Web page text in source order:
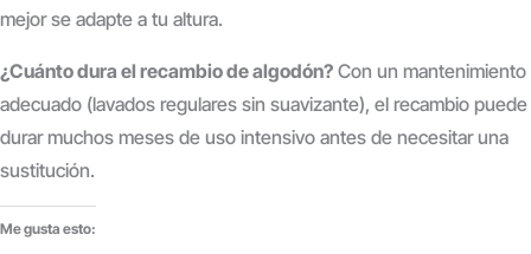
mejor se adapte a tu altura.
¿Cuánto dura el recambio de algodón? Con un mantenimiento
adecuado (lavados regulares sin suavizante), el recambio puede
durar muchos meses de uso intensivo antes de necesitar una
sustitución.
Me gusta esto: